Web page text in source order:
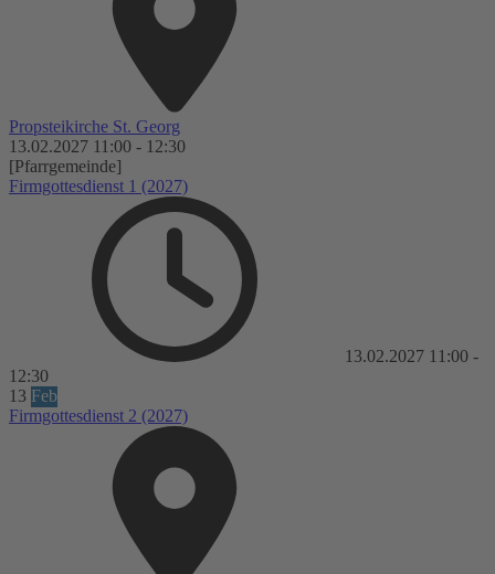
Propsteikirche St. Georg
13.02.2027 11:00 - 12:30
[Pfarrgemeinde]
Firmgottesdienst 1 (2027)
13.02.2027 11:00 -
12:30
13 Feb
Firmgottesdienst 2 (2027)